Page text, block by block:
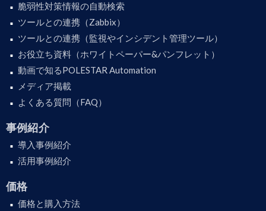
脆弱性対策情報の自動検索
ツールとの連携（Zabbix）
ツールとの連携（監視やインシデント管理ツール）
お役立ち資料（ホワイトペーパー&パンフレット）
動画で知るPOLESTAR Automation
メディア掲載
よくある質問（FAQ）
事例紹介
導入事例紹介
活用事例紹介
価格
価格と購入方法